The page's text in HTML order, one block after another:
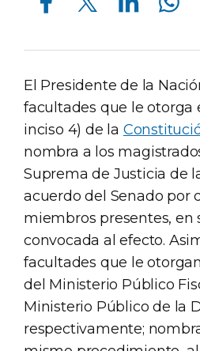
El Presidente de la
facultades que le otorga
inciso 4) de la
nombra a los
Suprema de Justicia de
acuerdo del Senado por
miembros presentes, en
convocada al efecto.
facultades que le
del Ministerio Público
Ministerio Público de la
respectivamente;